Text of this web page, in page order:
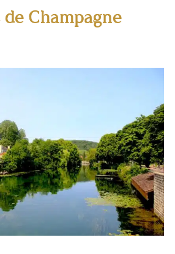
de Champagne